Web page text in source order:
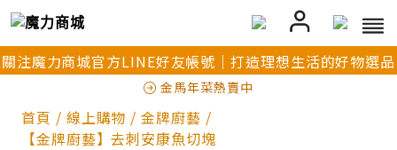
關注魔力商城官方LINE好友帳號｜打造理想生活的好物選品
金馬年菜熱賣中
首頁 / 線上購物 / 金牌廚藝 /
【金牌廚藝】去刺安康魚切塊